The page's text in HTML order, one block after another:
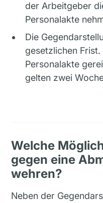
der Arbeitgeber
Personalakte
Die
gesetzlichen
Personalakte
gelten zwei
Welche
gegen eine
wehren?
Neben der